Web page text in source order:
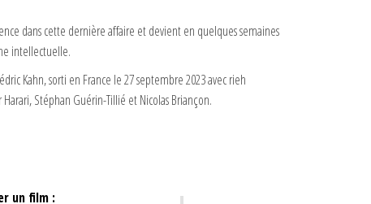
dans cette dernière affaire et devient en quelques semaines
intellectuelle.
Kahn, sorti en France le 27 septembre 2023 avec rieh
Stéphan Guérin-Tillié et Nicolas Briançon.
un film :